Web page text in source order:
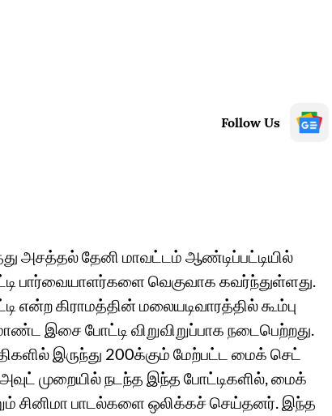
Follow Us
அசத்தல் தேனி மாவட்டம் ஆண்டிப்பட்டியில்
பார்வையாளர்களை வெகுவாக கவர்ந்துள்ளது.
கிராமத்தின் மலையடிவாரத்தில் கூம்பு
இசை போட்டி விறுவிறுப்பாக நடைபெற்றது.
இருந்து 200க்கும் மேற்பட்ட மைக் செட்
முறையில் நடந்த இந்த போட்டிகளில், மைக்
சினிமா பாடல்களை ஒலிக்கச் செய்தனர். இந்த